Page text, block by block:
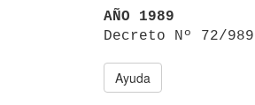
AÑO 1989
Decreto Nº 72/
Ayuda